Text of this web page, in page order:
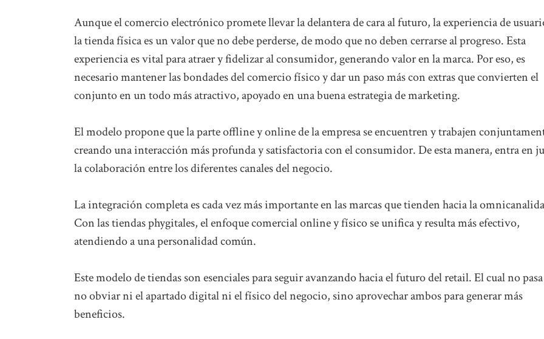
Aunque el comercio electrónico promete llevar la delantera de cara al futuro, la experiencia de
la tienda física es un valor que no debe perderse, de modo que no deben cerrarse al progreso. Esta
experiencia es vital para atraer y fidelizar al consumidor, generando valor en la marca. Por eso, es
necesario mantener las bondades del comercio físico y dar un paso más con extras que convierten el
conjunto en un todo más atractivo, apoyado en una buena estrategia de marketing.
El modelo propone que la parte offline y online de la empresa se encuentren y trabajen
creando una interacción más profunda y satisfactoria con el consumidor. De esta manera, entra en
la colaboración entre los diferentes canales del negocio.
La integración completa es cada vez más importante en las marcas que tienden hacia la
Con las tiendas phygitales, el enfoque comercial online y físico se unifica y resulta más efectivo,
atendiendo a una personalidad común.
Este modelo de tiendas son esenciales para seguir avanzando hacia el futuro del retail. El cual no
no obviar ni el apartado digital ni el físico del negocio, sino aprovechar ambos para generar más
beneficios.